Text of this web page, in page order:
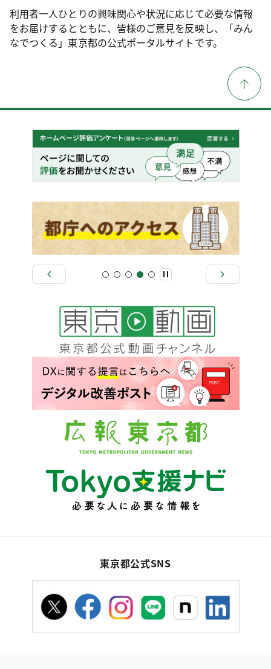
利用者一人ひとりの興味関心や状況に応じて必要な情報
をお届けするとともに、皆様のご意見を反映し、「みん
なでつくる」東京都の公式ポータルサイトです。
東京都公式SNS